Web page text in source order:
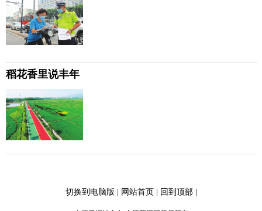
稻花香里说丰年
切换到电脑版 网站首页 回到顶部|